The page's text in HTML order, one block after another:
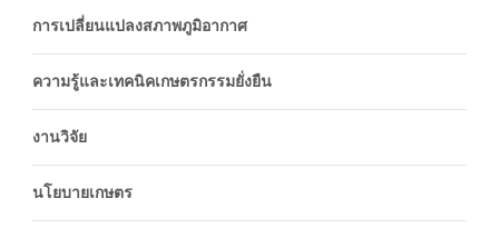
การเปลี่ยนแปลงสภาพภูมิอากาศ
ความรู้และเทคนิคเกษตรกรรมยั่งยืน
งานวิจัย
นโยบายเกษตร